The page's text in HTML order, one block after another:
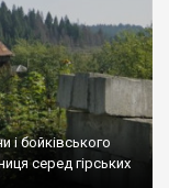
і бойківського
серед гірських